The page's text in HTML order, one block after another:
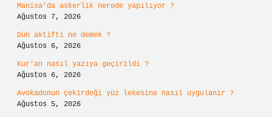
Manisa’da askerlik nerede yapılıyor ?
Ağustos 7, 2026
Dün aktifti ne demek ?
Ağustos 6, 2026
Kur’an nasıl yazıya geçirildi ?
Ağustos 6, 2026
Avokadonun çekirdeği yüz lekesine nasıl uygulanır ?
Ağustos 5, 2026